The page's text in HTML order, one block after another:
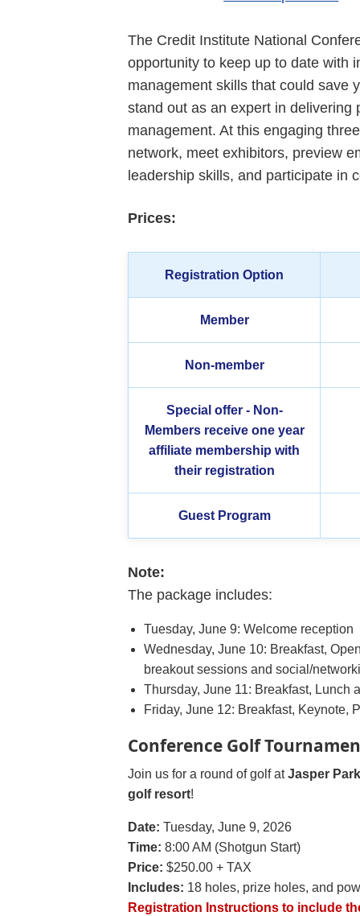
The Credit Institute National
opportunity to keep up to date with
management skills that could save
stand out as an expert in delivering
management. At this engaging
network, meet exhibitors, preview
leadership skills, and participate in
Prices:
Registration Option
Member
Non-member
Special offer - Non-
Members receive one year
affiliate membership with
their registration
Guest Program
Note:
The package includes:
Tuesday, June 9: Welcome reception
Wednesday, June 10: Breakfast,
breakout sessions and social/
Thursday, June 11: Breakfast, Lunch
Friday, June 12: Breakfast, Keynote,
Conference Golf
Join us for a round of golf atJasper
golf resort!
Date: Tuesday, June 9, 2026
Time: 8:00 AM (Shotgun Start)
Price: $250.00 + TAX
Includes: 18 holes, prize holes, and
Registration Instructions to include